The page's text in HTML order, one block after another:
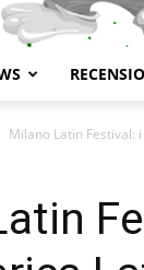
Milano Latin Festival: